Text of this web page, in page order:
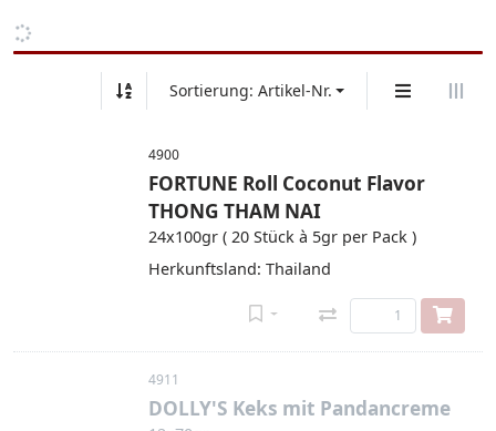
Sortierung: Artikel-Nr.
4900
FORTUNE Roll Coconut Flavor
THONG THAM NAI
24x100gr ( 20 Stück à 5gr per Pack )
Herkunftsland: Thailand
4911
DOLLY'S Keks mit Pandancreme